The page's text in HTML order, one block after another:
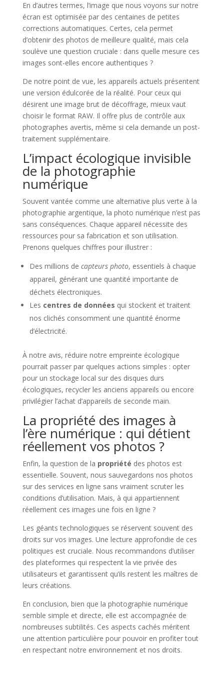
En d’autres termes, l’image que nous voyons sur notre
écran est optimisée par des centaines de petites
corrections automatiques. Certes, cela permet
d’obtenir des photos de meilleure qualité, mais cela
soulève une question cruciale : dans quelle mesure ces
images sont-elles encore authentiques ?
De notre point de vue, les appareils actuels présentent
une version édulcorée de la réalité. Pour ceux qui
désirent une image brut de décoffrage, mieux vaut
choisir le format RAW. Il offre plus de contrôle aux
photographes avertis, même si cela demande un post-
traitement supplémentaire.
L’impact écologique invisible
de la photographie
numérique
Souvent vantée comme une alternative plus verte à la
photographie argentique, la photo numérique n’est pas
sans conséquences. Chaque appareil nécessite des
ressources pour sa fabrication et son utilisation.
Prenons quelques chiffres pour illustrer :
Des millions de capteurs photo, essentiels à chaque
appareil, générant une quantité importante de
déchets électroniques.
Les centres de données qui stockent et traitent
nos clichés consomment une quantité énorme
d’électricité.
À notre avis, réduire notre empreinte écologique
pourrait passer par quelques actions simples : opter
pour un stockage local sur des disques durs
écologiques, recycler les anciens appareils ou encore
privilégier l’achat d’appareils de seconde main.
La propriété des images à
l’ère numérique : qui détient
réellement vos photos ?
Enfin, la question de la propriété des photos est
essentielle. Souvent, nous sauvegardons nos photos
sur des services en ligne sans vraiment scruter les
conditions d’utilisation. Mais, à qui appartiennent
réellement ces images une fois en ligne ?
Les géants technologiques se réservent souvent des
droits sur vos images. Une lecture approfondie de ces
politiques est cruciale. Nous recommandons d’utiliser
des plateformes qui respectent la vie privée des
utilisateurs et garantissent qu’ils restent les maîtres de
leurs créations.
En conclusion, bien que la photographie numérique
semble simple et directe, elle est accompagnée de
nombreuses subtilités. Ces aspects cachés méritent
une attention particulière pour pouvoir en profiter tout
en respectant notre environnement et nos droits.